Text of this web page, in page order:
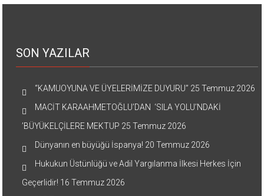
SON YAZILAR
“KAMUOYUNA VE ÜYELERİMİZE DUYURU” 25 Temmuz 2026
MACİT KARAAHMETOĞLU’DAN ‘SILA YOLU’NDAKİ
’BÜYÜKELÇİLERE MEKTUP 25 Temmuz 2026
Dünyanın en büyüğü İspanya! 20 Temmuz 2026
Hukukun Üstünlüğü ve Adil Yargılanma İlkesi Herkes İçin
Geçerlidir! 16 Temmuz 2026